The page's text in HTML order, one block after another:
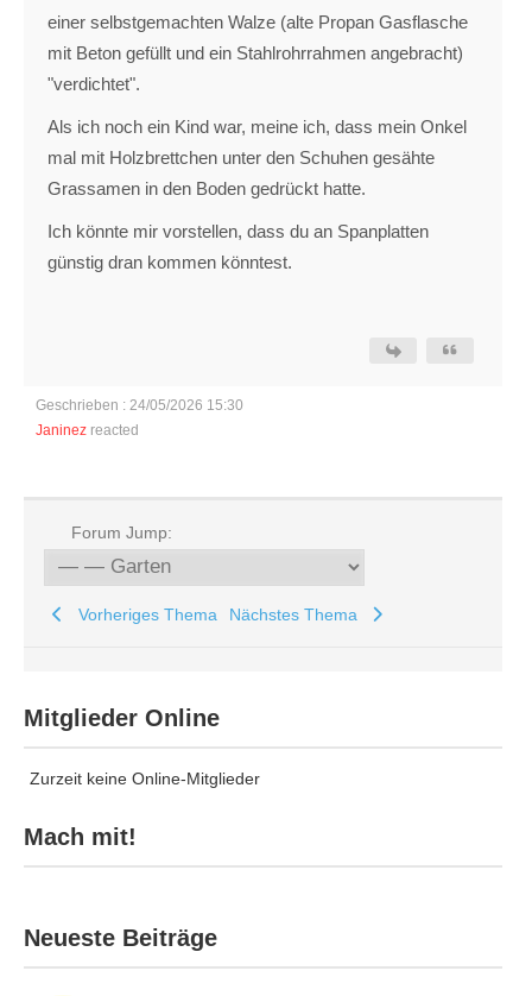
einer selbstgemachten Walze (alte Propan Gasflasche
mit Beton gefüllt und ein Stahlrohrrahmen angebracht)
"verdichtet".
Als ich noch ein Kind war, meine ich, dass mein Onkel
mal mit Holzbrettchen unter den Schuhen gesähte
Grassamen in den Boden gedrückt hatte.
Ich könnte mir vorstellen, dass du an Spanplatten
günstig dran kommen könntest.
Geschrieben : 24/05/2026 15:30
Janinez reacted
Forum Jump:
Vorheriges Thema Nächstes Thema
Mitglieder Online
Zurzeit keine Online-Mitglieder
Mach mit!
Neueste Beiträge